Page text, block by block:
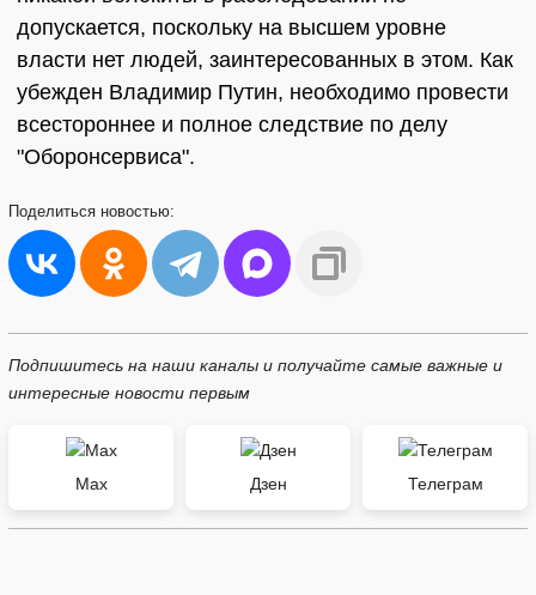
допускается, поскольку на высшем уровне
власти нет людей, заинтересованных в этом. Как
убежден Владимир Путин, необходимо провести
всестороннее и полное следствие по делу
"Оборонсервиса".
Поделиться новостью:
Подпишитесь на наши каналы и получайте самые важные и
интересные новости первым
Max Дзен Телеграм